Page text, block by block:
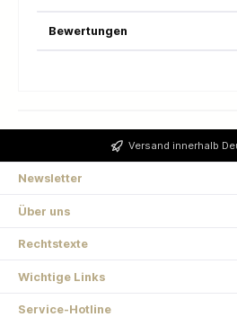
Bewertungen
Versand innerhalb
Newsletter
Über uns
Rechtstexte
Wichtige Links
Service-Hotline